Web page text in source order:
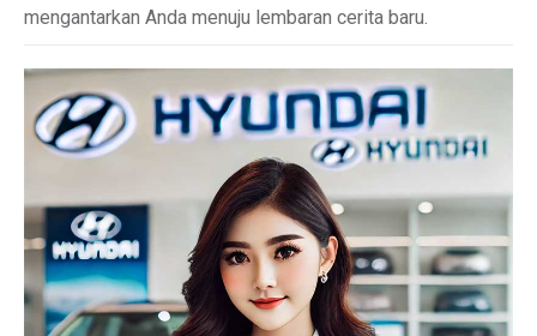
mengantarkan Anda menuju lembaran cerita baru.